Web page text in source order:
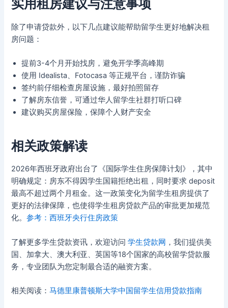
实用租房建议与注意事项
除了申请贷款外，以下几点建议能帮助留学生更好地解决租
房问题：
提前3-4个月开始找房，避免开学季高峰期
使用 Idealista、Fotocasa 等正规平台，谨防诈骗
签约前仔细检查房屋设施，最好拍照留存
了解房东信誉，可通过华人留学生社群打听口碑
建议购买房屋保险，保障个人财产安全
相关政策解读
2026年西班牙政府出台了《国际学生住房保障计划》，其中
明确规定：房东不得因学生国籍拒绝出租，同时要求 deposit
最高不超过两个月租金。这一政策变化为留学生租房提供了
更好的法律保障，也使得学生租房贷款产品的审批更加规范
化。参考：西班牙央行住房政策
了解更多学生贷款资讯，欢迎访问学生贷款网 ，我们提供美
国、加拿大、澳大利亚、英国等18个国家的高校留学贷款服
务，专业团队为您定制最合适的融资方案。
相关阅读：马德里康普顿斯大学中国留学生信用贷款指南